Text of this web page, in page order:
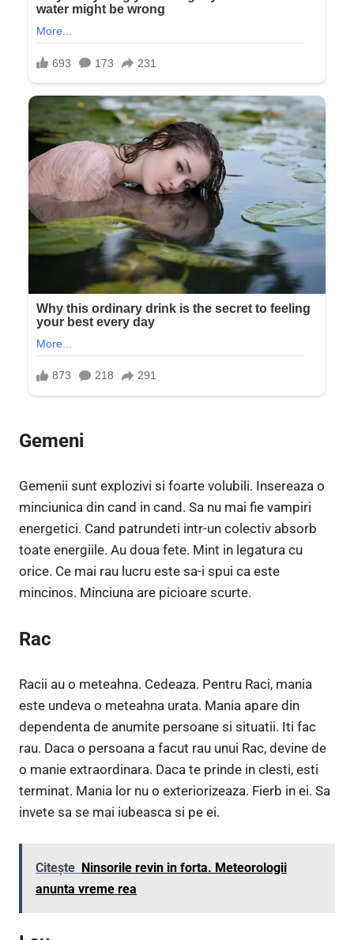
Gemeni
Gemenii sunt explozivi si foarte volubili. Insereaza o
minciunica din cand in cand. Sa nu mai fie vampiri
energetici. Cand patrundeti intr-un colectiv absorb
toate energiile. Au doua fete. Mint in legatura cu
orice. Ce mai rau lucru este sa-i spui ca este
mincinos. Minciuna are picioare scurte.
Rac
Racii au o meteahna. Cedeaza. Pentru Raci, mania
este undeva o meteahna urata. Mania apare din
dependenta de anumite persoane si situatii. Iti fac
rau. Daca o persoana a facut rau unui Rac, devine de
o manie extraordinara. Daca te prinde in clesti, esti
terminat. Mania lor nu o exteriorizeaza. Fierb in ei. Sa
invete sa se mai iubeasca si pe ei.
Citește Ninsorile revin in forta. Meteorologii
anunta vreme rea